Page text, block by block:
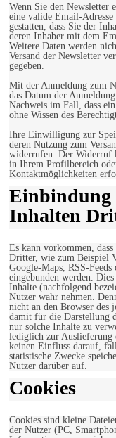
Wenn Sie den Newsletter
eine valide Email-
gestatten, dass Sie der
deren Inhaber mit dem
Weitere Daten werden
Versand der Newsletter
gegeben.
Mit der Anmeldung zum
das Datum der
Nachweis im Fall, dass
ohne Wissen des
Ihre Einwilligung zur
deren Nutzung zum
widerrufen. Der Widerruf
in Ihrem Profilbereich
Kontaktmöglichkeiten
Einbindung
Inhalten
Es kann vorkommen,
Dritter, wie zum Beispiel
Google-Maps, RSS-
eingebunden werden.
Inhalte (nachfolgend
Nutzer wahr nehmen.
nicht an den Browser des
damit für die Darstellung
nur solche Inhalte zu
lediglich zur Auslieferung
keinen Einfluss darauf,
statistische Zwecke
Nutzer darüber auf.
Cookies
Cookies sind kleine
der Nutzer (PC,